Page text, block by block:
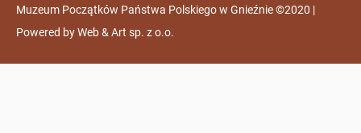
Muzeum Początków Państwa Polskiego w Gnieźnie ©2020 |
Powered byWeb & Art sp. z o.o.